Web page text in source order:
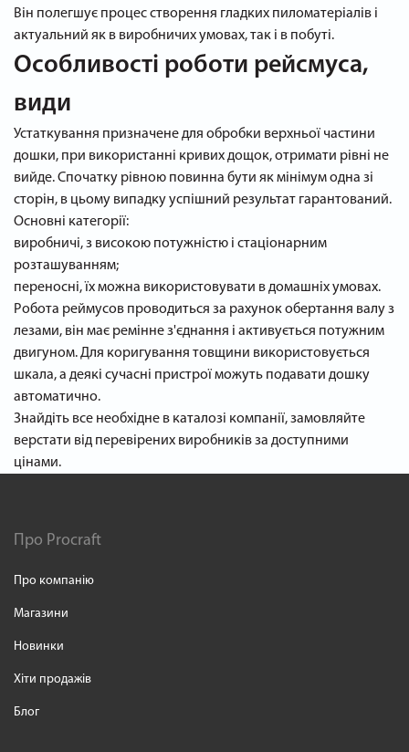
Він полегшує процес створення гладких пиломатеріалів і
актуальний як в виробничих умовах, так і в побуті.
Особливості роботи рейсмуса,
види
Устаткування призначене для обробки верхньої частини
дошки, при використанні кривих дощок, отримати рівні не
вийде. Спочатку рівною повинна бути як мінімум одна зі
сторін, в цьому випадку успішний результат гарантований.
Основні категорії:
виробничі, з високою потужністю і стаціонарним
розташуванням;
переносні, їх можна використовувати в домашніх умовах.
Робота реймусов проводиться за рахунок обертання валу з
лезами, він має ремінне з'єднання і активується потужним
двигуном. Для коригування товщини використовується
шкала, а деякі сучасні пристрої можуть подавати дошку
автоматично.
Знайдіть все необхідне в каталозі компанії, замовляйте
верстати від перевірених виробників за доступними
цінами.
Про Procraft
Про компанію
Магазини
Новинки
Хіти продажів
Блог